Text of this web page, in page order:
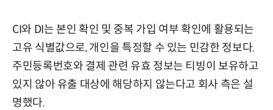
CI와 DI는 본인 확인 및 중복 가입 여부 확인에 활용되는
고유 식별값으로, 개인을 특정할 수 있는 민감한 정보다.
주민등록번호와 결제 관련 유효 정보는 티빙이 보유하고
있지 않아 유출 대상에 해당하지 않는다고 회사 측은 설
명했다.